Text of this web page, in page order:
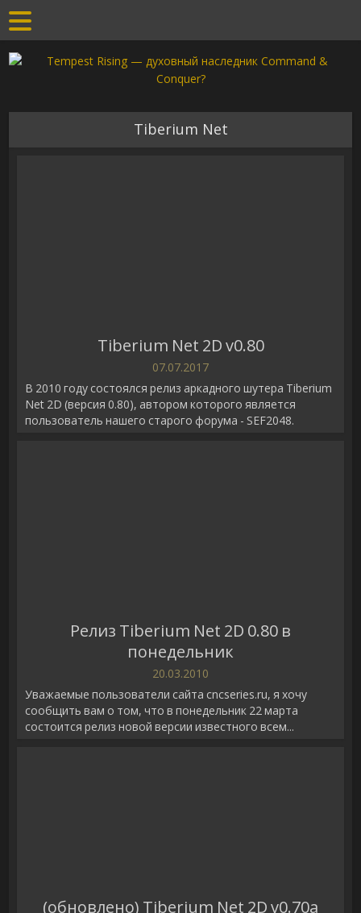
Tiberium Net
Tiberium Net 2D v0.80
07.07.2017
В 2010 году состоялся релиз аркадного шутера Tiberium
Net 2D (версия 0.80), автором которого является
пользователь нашего старого форума - SEF2048.
Релиз Tiberium Net 2D 0.80 в
понедельник
20.03.2010
Уважаемые пользователи сайта cncseries.ru, я хочу
сообщить вам о том, что в понедельник 22 марта
состоится релиз новой версии известного всем...
(обновлено) Tiberium Net 2D v0.70a